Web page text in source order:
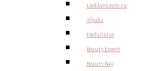
Lookfantastic.ru
Alyaka
Feelunique
Beauty Expert
Beauty Bay